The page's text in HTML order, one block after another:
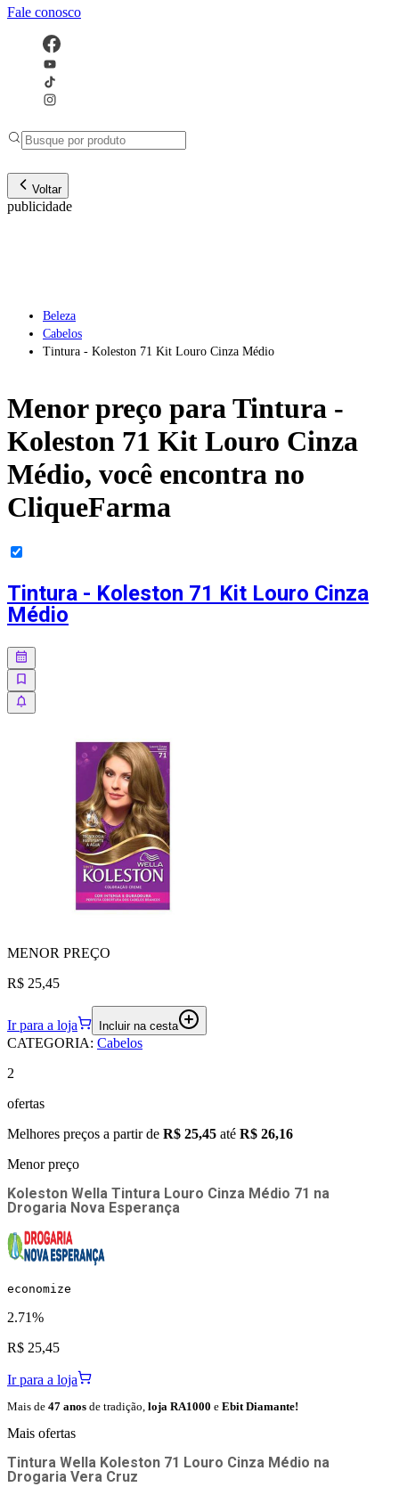
Fale conosco
Voltar
publicidade
Beleza
Cabelos
Tintura - Koleston 71 Kit Louro Cinza Médio
Menor preço paraTintura -
Koleston 71 Kit Louro Cinza
Médio, você encontra no
CliqueFarma
Tintura - Koleston 71 Kit Louro Cinza
Médio
MENOR PREÇO
R$ 25,45
Ir para a loja Incluir na cesta
CATEGORIA: Cabelos
2
ofertas
Melhores preços a partir de R$ 25,45 até R$ 26,16
Menor preço
Koleston Wella Tintura Louro Cinza Médio 71 na
Drogaria Nova Esperança
economize
2.71%
R$ 25,45
Ir para a loja
Mais de 47 anos de tradição, loja RA1000 e Ebit Diamante!
Mais ofertas
Tintura Wella Koleston 71 Louro Cinza Médio na
Drogaria Vera Cruz